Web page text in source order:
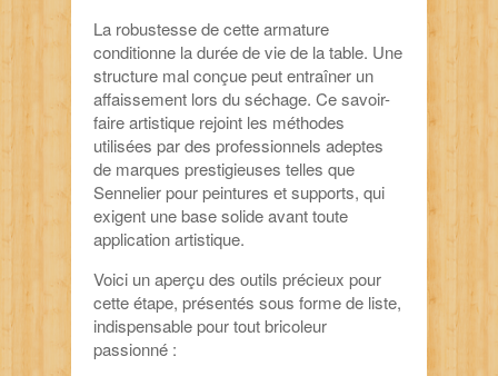
La robustesse de cette armature
conditionne la durée de vie de la table. Une
structure mal conçue peut entraîner un
affaissement lors du séchage. Ce savoir-
faire artistique rejoint les méthodes
utilisées par des professionnels adeptes
de marques prestigieuses telles que
Sennelier pour peintures et supports, qui
exigent une base solide avant toute
application artistique.
Voici un aperçu des outils précieux pour
cette étape, présentés sous forme de liste,
indispensable pour tout bricoleur
passionné :